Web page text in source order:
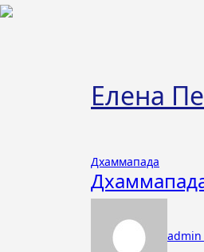
Перейти
Елена
Дхаммапада
admin